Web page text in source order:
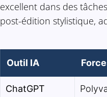
excellent dans des
post-édition stylistique,
Outil IA
ChatGPT